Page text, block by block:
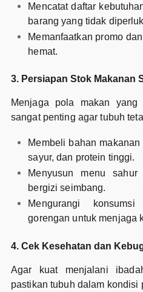
Mencatat daftar
barang yang tidak
Memanfaatkan promo
hemat.
3. Persiapan Stok Makanan
Menjaga pola makan yang
sangat penting agar tubuh
Membeli bahan
sayur, dan protein tinggi.
Menyusun menu
bergizi seimbang.
Mengurangi
gorengan untuk menjaga
4. Cek Kesehatan dan
Agar kuat menjalani
pastikan tubuh dalam kondisi